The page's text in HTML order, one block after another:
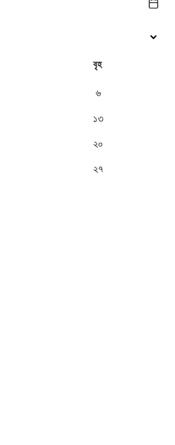
বৃহ
৬
১৩
২০
২৭